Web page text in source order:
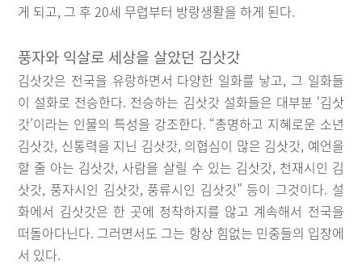
게 되고, 그 후 20세 무렵부터 방랑생활을 하게 된다.
풍자와 익살로 세상을 살았던 김삿갓
김삿갓은 전국을 유랑하면서 다양한 일화를 낳고, 그 일화들
이 설화로 전승한다. 전승하는 김삿갓 설화들은 대부분 ‘김삿
갓’이라는 인물의 특성을 강조한다. “총명하고 지혜로운 소년
김삿갓, 신통력을 지닌 김삿갓, 의협심이 많은 김삿갓, 예언을
할 줄 아는 김삿갓, 사람을 살릴 수 있는 김삿갓, 천재시인 김
삿갓, 풍자시인 김삿갓, 풍류시인 김삿갓” 등이 그것이다. 설
화에서 김삿갓은 한 곳에 정착하지를 않고 계속해서 전국을
떠돌아다닌다. 그러면서도 그는 항상 힘없는 민중들의 입장에
서 있다.